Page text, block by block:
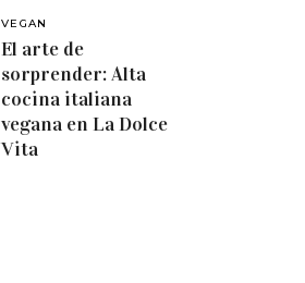
VEGAN
El arte de
sorprender: Alta
cocina italiana
vegana en La Dolce
Vita